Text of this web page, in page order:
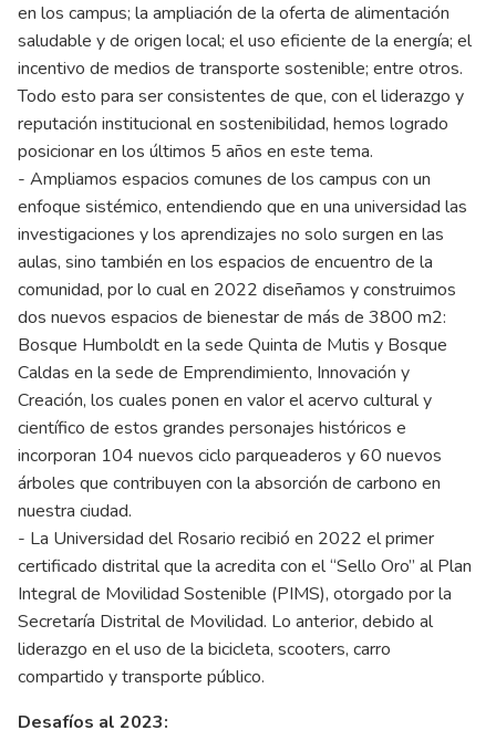
en los campus; la ampliación de la oferta de alimentación
saludable y de origen local; el uso eficiente de la energía; el
incentivo de medios de transporte sostenible; entre otros.
Todo esto para ser consistentes de que, con el liderazgo y
reputación institucional en sostenibilidad, hemos logrado
posicionar en los últimos 5 años en este tema.
- Ampliamos espacios comunes de los campus con un
enfoque sistémico, entendiendo que en una universidad las
investigaciones y los aprendizajes no solo surgen en las
aulas, sino también en los espacios de encuentro de la
comunidad, por lo cual en 2022 diseñamos y construimos
dos nuevos espacios de bienestar de más de 3800 m2:
Bosque Humboldt en la sede Quinta de Mutis y Bosque
Caldas en la sede de Emprendimiento, Innovación y
Creación, los cuales ponen en valor el acervo cultural y
científico de estos grandes personajes históricos e
incorporan 104 nuevos ciclo parqueaderos y 60 nuevos
árboles que contribuyen con la absorción de carbono en
nuestra ciudad.
- La Universidad del Rosario recibió en 2022 el primer
certificado distrital que la acredita con el “Sello Oro” al Plan
Integral de Movilidad Sostenible (PIMS), otorgado por la
Secretaría Distrital de Movilidad. Lo anterior, debido al
liderazgo en el uso de la bicicleta, scooters, carro
compartido y transporte público.
Desafíos al 2023: